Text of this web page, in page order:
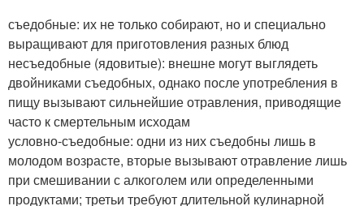
съедобные: их не только собирают, но и специально
выращивают для приготовления разных блюд
несъедобные (ядовитые): внешне могут выглядеть
двойниками съедобных, однако после употребления в
пищу вызывают сильнейшие отравления, приводящие
часто к смертельным исходам
условно-съедобные: одни из них съедобны лишь в
молодом возрасте, вторые вызывают отравление лишь
при смешивании с алкоголем или определенными
продуктами; третьи требуют длительной кулинарной